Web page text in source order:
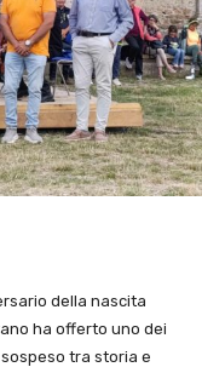
della nascita
ha offerto uno dei
tra storia e